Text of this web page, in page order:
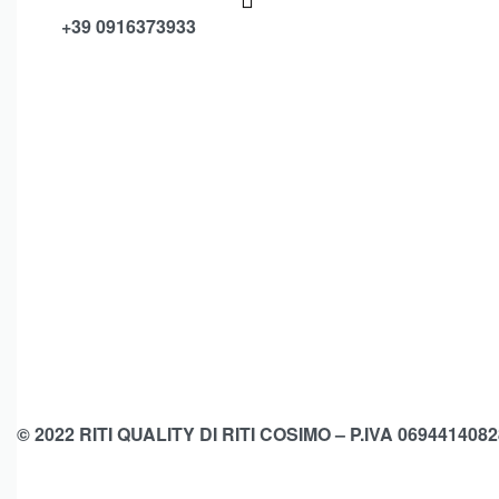
+39 0916373933
© 2022 RITI QUALITY DI RITI COSIMO – P.IVA